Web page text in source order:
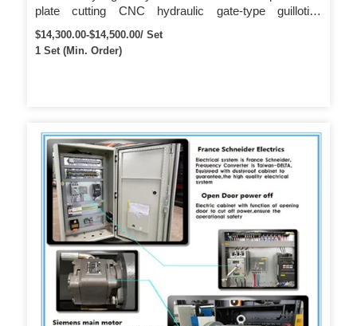
plate cutting CNC hydraulic gate-type guillotine
shearing machine
$14,300.00-$14,500.00/ Set
1 Set (Min. Order)